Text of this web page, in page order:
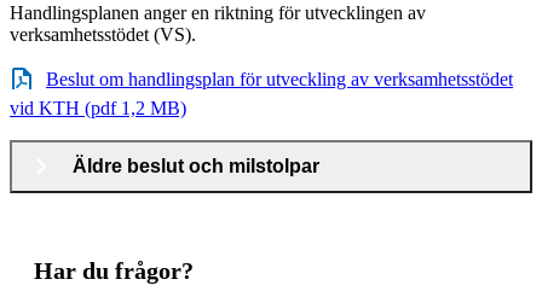
Handlingsplanen anger en riktning för utvecklingen av
verksamhetsstödet (VS).
Beslut om handlingsplan för utveckling av verksamhetsstödet
vid KTH (pdf 1,2 MB)
Äldre beslut och milstolpar
Har du frågor?